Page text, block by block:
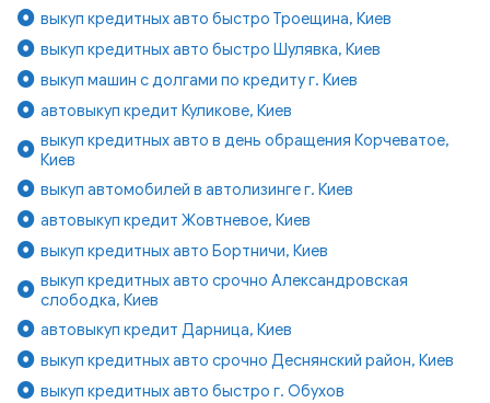
выкуп кредитных авто быстро Троещина, Киев
выкуп кредитных авто быстро Шулявка, Киев
выкуп машин с долгами по кредиту г. Киев
автовыкуп кредит Куликове, Киев
выкуп кредитных авто в день обращения Корчеватое,
Киев
выкуп автомобилей в автолизинге г. Киев
автовыкуп кредит Жовтневое, Киев
выкуп кредитных авто Бортничи, Киев
выкуп кредитных авто срочно Александровская
слободка, Киев
автовыкуп кредит Дарница, Киев
выкуп кредитных авто срочно Деснянский район, Киев
выкуп кредитных авто быстро г. Обухов